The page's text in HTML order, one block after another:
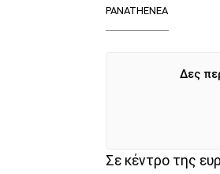
PANATHENEA
Δες
Σε κέντρο της